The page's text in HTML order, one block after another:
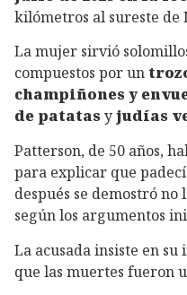
kilómetros al sureste de
La mujer sirvió
compuestos por un
champiñones y
de patatas yjudías
Patterson, de 50 años,
para explicar que
después se demostró
según los argumentos
La acusada insiste en
que las muertes fueron